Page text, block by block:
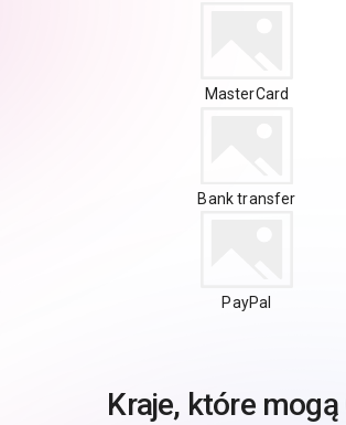
MasterCard
Bank transfer
PayPal
Kraje, które mogą